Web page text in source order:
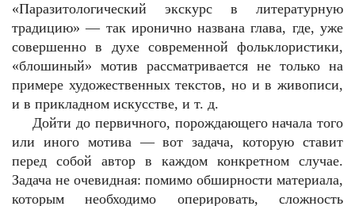
«Паразитологический экскурс в литературную
традицию» — так иронично названа глава, где, уже
совершенно в духе современной фольклористики,
«блошиный» мотив рассматривается не только на
примере художественных текстов, но и в живописи,
и в прикладном искусстве, и т. д.
Дойти до первичного, порождающего начала того
или иного мотива — вот задача, которую ставит
перед собой автор в каждом конкретном случае.
Задача не очевидная: помимо обширности материала,
которым необходимо оперировать, сложность